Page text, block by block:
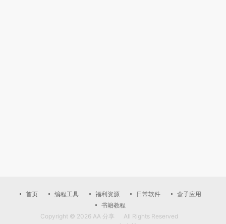
首页 编程工具 福利资源 日常软件
盒子应用
书籍教程
Copyright © 2026 AA 分享
All Rights Reserved